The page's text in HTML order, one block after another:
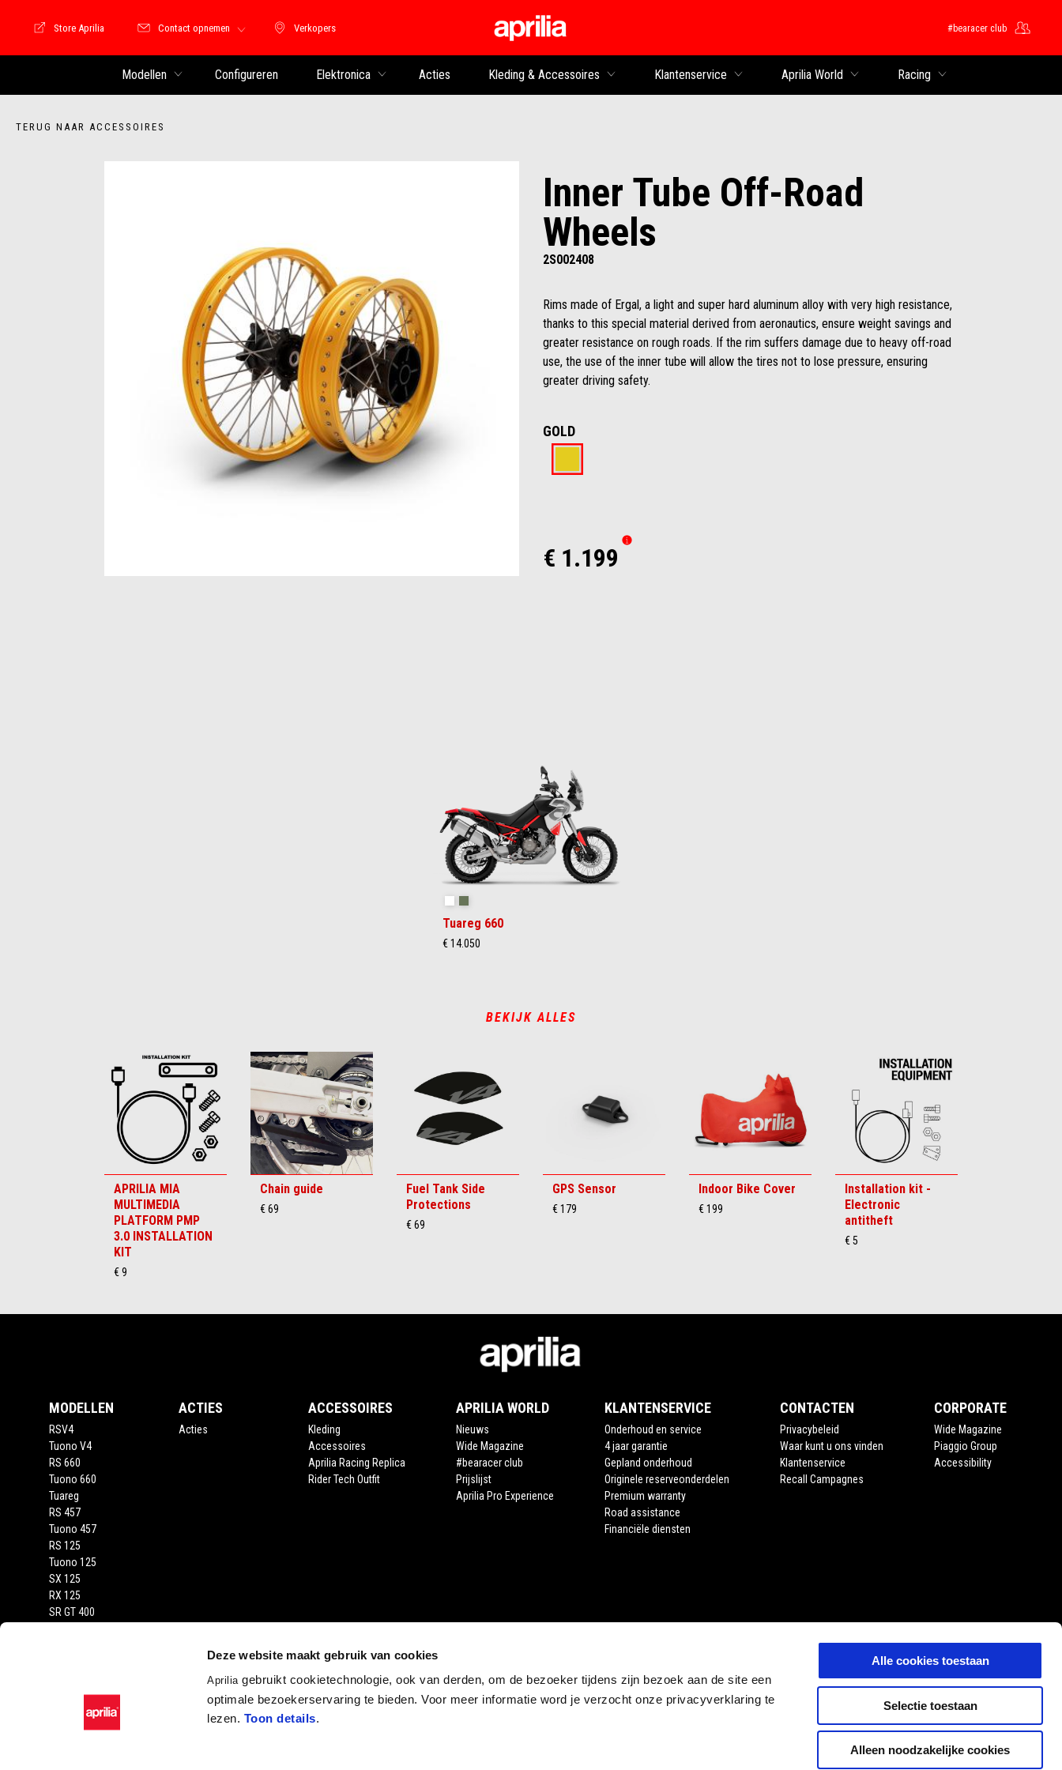
Deze website maakt gebruik van cookies
Apriliagebruikt cookietechnologie, ook van derden, om de bezoeker tijdens zijn bezoek aan de site een
optimale bezoekerservaring te bieden. Voor meer informatie word je verzocht onze privacyverklaring te
lezen. Toon details.
Alle cookies toestaan
Selectie toestaan
Alleen noodzakelijke cookies
Verkopers
Verkopers
Store Motoguzzi
Store Aprilia Contact opnemen #bearacer club
Modellen Configureren Elektronica Acties Kleding & Accessoires Klantenservice Aprilia World Racing
TERUG NAAR ACCESSOIRES
Inner Tube Off-Road
Wheels
2S002408
Rims made of Ergal, a light and super hard aluminum alloy with very high resistance,
thanks to this special material derived from aeronautics, ensure weight savings and
greater resistance on rough roads. If the rim suffers damage due to heavy off-road
use, the use of the inner tube will allow the tires not to lose pressure, ensuring
greater driving safety.
GOLD
€ 1.199
Tuareg 660
€ 14.050
BEKIJK ALLES
APRILIA MIA
MULTIMEDIA
PLATFORM PMP
3.0 INSTALLATION
KIT
€ 9
Chain guide
€ 69
Fuel Tank Side
Protections
€ 69
GPS Sensor
€ 179
Indoor Bike Cover
€ 199
Installation kit -
Electronic
antitheft
€ 5
MODELLEN
RSV4
Tuono V4
RS 660
Tuono 660
Tuareg
RS 457
Tuono 457
RS 125
Tuono 125
SX 125
RX 125
SR GT 400
ACTIES
Acties
ACCESSOIRES
Kleding
Accessoires
Aprilia Racing Replica
Rider Tech Outfit
APRILIA WORLD
Nieuws
Wide Magazine
#bearacer club
Prijslijst
Aprilia Pro Experience
KLANTENSERVICE
Onderhoud en service
4 jaar garantie
Gepland onderhoud
Originele reserveonderdelen
Premium warranty
Road assistance
Financiële diensten
CONTACTEN
Privacybeleid
Waar kunt u ons vinden
Klantenservice
Recall Campagnes
CORPORATE
Wide Magazine
Piaggio Group
Accessibility
STORE APRILIA